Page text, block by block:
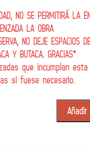
NO SE PERMITIRÁ LA
LA OBRA
NO DEJE ESPACIOS
Y BUTACA. GRACIAS*
que incumplan esta
si fuese necesario.